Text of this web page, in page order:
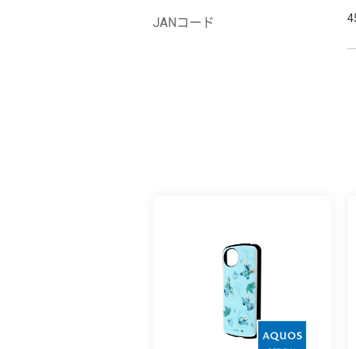
JANコード